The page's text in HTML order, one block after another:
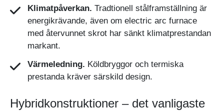
Klimatpåverkan. Tradtionell stålframställning är
energikrävande, även om electric arc furnace
med återvunnet skrot har sänkt klimatprestandan
markant.
Värmeledning. Köldbryggor och termiska
prestanda kräver särskild design.
Hybridkonstruktioner – det vanligaste